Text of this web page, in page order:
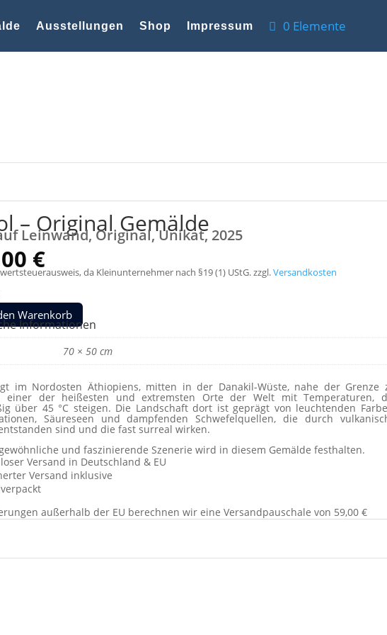
Ausstellungen Shop Impressum 0 Elemente
– Original Gemälde
Leinwand, Original, Unikat, 2025
€ da Kleinunternehmer nach §19 (1) UStG.zzgl.Versandkosten
Warenkorb
Informationen
70 × 50 cm
im Nordosten Äthiopiens, mitten in der Danakil-Wüste, nahe der Grenze
einer der heißesten und extremsten Orte der Welt mit Temperaturen,
über 45 °C steigen. Die Landschaft dort ist geprägt von leuchtenden
Säureseen und dampfenden Schwefelquellen, die durch
sind und die fast surreal wirken.
und faszinierende Szenerie wird in diesem Gemälde festhalten.
Versand in Deutschland & EU
Versand inklusive
außerhalb der EU berechnen wir eine Versandpauschale von 59,00 €